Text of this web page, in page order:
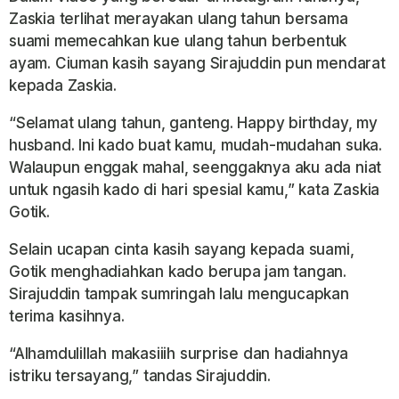
Zaskia terlihat merayakan ulang tahun bersama
suami memecahkan kue ulang tahun berbentuk
ayam. Ciuman kasih sayang Sirajuddin pun mendarat
kepada Zaskia.
“Selamat ulang tahun, ganteng. Happy birthday, my
husband. Ini kado buat kamu, mudah-mudahan suka.
Walaupun enggak mahal, seenggaknya aku ada niat
untuk ngasih kado di hari spesial kamu,” kata Zaskia
Gotik.
Selain ucapan cinta kasih sayang kepada suami,
Gotik menghadiahkan kado berupa jam tangan.
Sirajuddin tampak sumringah lalu mengucapkan
terima kasihnya.
“Alhamdulillah makasiiih surprise dan hadiahnya
istriku tersayang,” tandas Sirajuddin.